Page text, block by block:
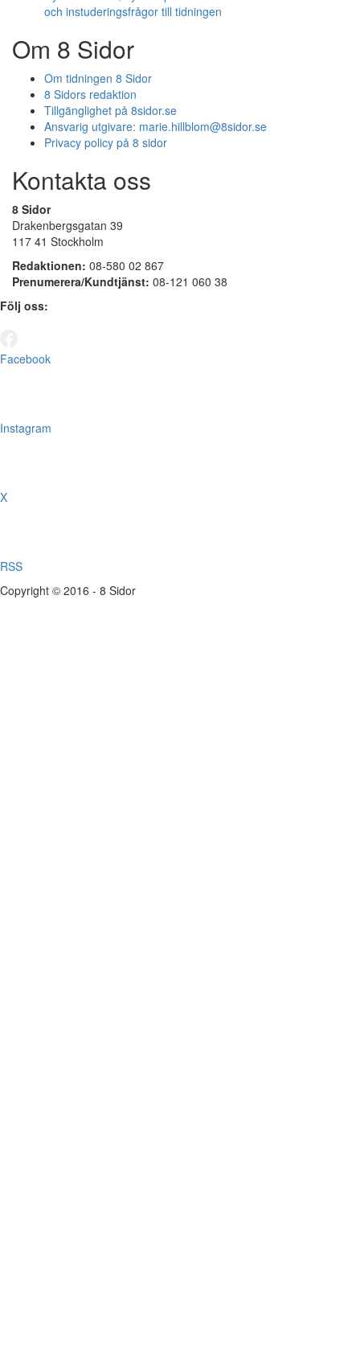
och instuderingsfrågor till tidningen
Om 8 Sidor
Om tidningen 8 Sidor
8 Sidors redaktion
Tillgänglighet på 8sidor.se
Ansvarig utgivare: marie.hillblom@8sidor.se
Privacy policy på 8 sidor
Kontakta oss
8 Sidor
Drakenbergsgatan 39
117 41 Stockholm
Redaktionen: 08-580 02 867
Prenumerera/Kundtjänst: 08-121 060 38
Följ oss:
Facebook
Instagram
X
RSS
Copyright © 2016 - 8 Sidor